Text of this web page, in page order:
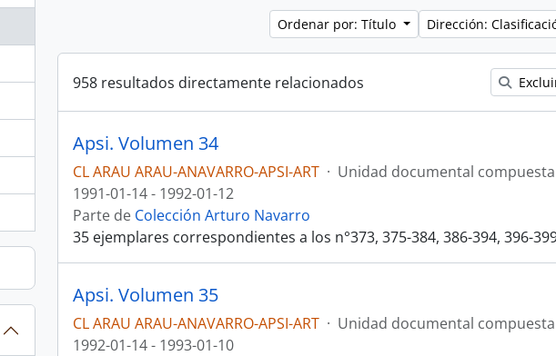
Ordenar por: Título Dirección:
958 resultados directamente relacionados
Apsi. Volumen 34
CL ARAU ARAU-ANAVARRO-APSI-ART · Unidad documental compuesta
1991-01-14 - 1992-01-12
Parte de Colección Arturo Navarro
35 ejemplares correspondientes a los n°373, 375-384, 386-394, 396-
Apsi. Volumen 35
CL ARAU ARAU-ANAVARRO-APSI-ART · Unidad documental compuesta
1992-01-14 - 1993-01-10